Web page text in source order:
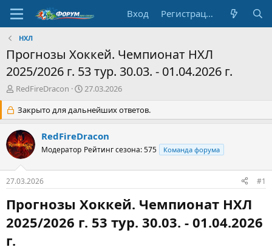
Вход Регистрация
НХЛ
Прогнозы Хоккей. Чемпионат НХЛ
2025/2026 г. 53 тур. 30.03. - 01.04.2026 г.
А
т
о
р
т
е
м
RedFireDracon
Д
т
а
а
ч
а
27.03.2026
Закрыто для дальнейших ответов.
RedFireDracon
Модератор Рейтинг сезона: 575 Команда форума
27.03.2026 #1
Прогнозы Хоккей. Чемпионат НХЛ
2025/2026 г. 53 тур. 30.03. - 01.04.2026
г.